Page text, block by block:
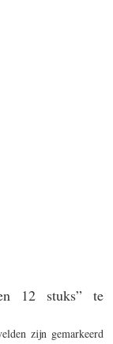
12 stuks” te
zijn gemarkeerd